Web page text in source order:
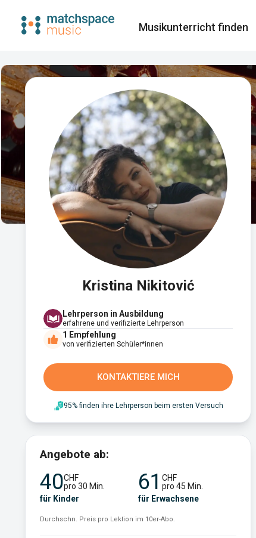
Musikunterricht finden​
Kristina Nikitović
Lehrperson in Ausbildung
erfahrene und verifizierte Lehrperson
1 Empfehlung
von verifizierten Schüler*innen
KONTAKTIERE MICH
95% finden ihre Lehrperson beim ersten Versuch
Angebote ab:
40CHF
pro 30 Min.
für Kinder
61 CHF
pro 45 Min.
für Erwachsene
Durchschn. Preis pro Lektion im 10er-Abo.